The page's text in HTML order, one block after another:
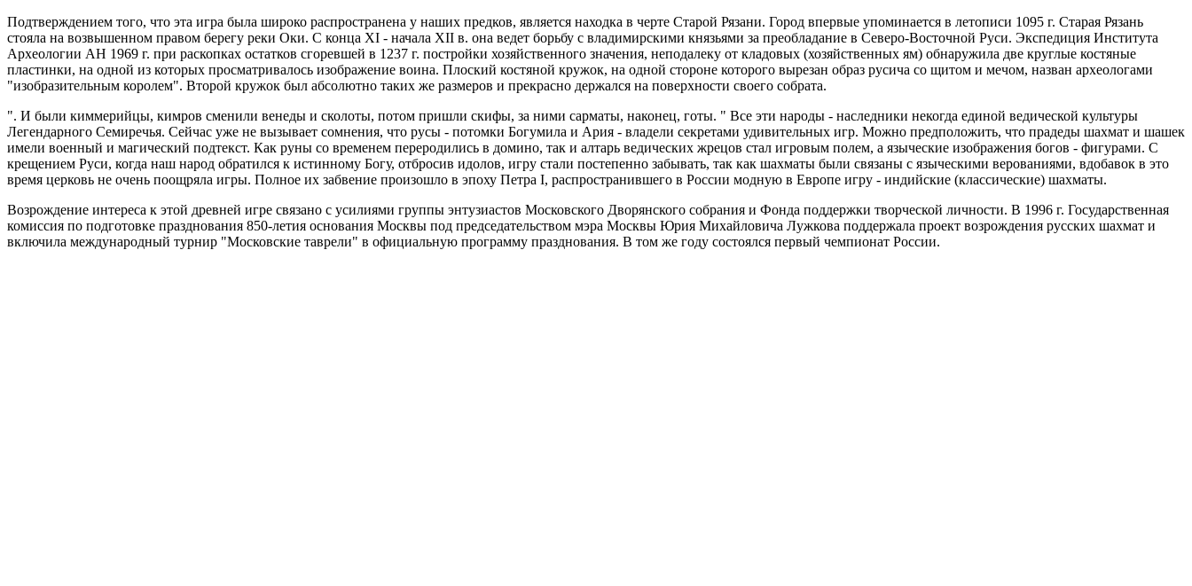
Подтверждением того, что эта игра была широко распространена у наших предков, является находка в черте Старой Рязани. Город впервые упоминается в летописи 1095 г. Старая Рязань
стояла на возвышенном правом берегу реки Оки. С конца XI - начала XII в. она ведет борьбу с владимирскими князьями за преобладание в Северо-Восточной Руси. Экспедиция Института
Археологии АН 1969 г. при раскопках остатков сгоревшей в 1237 г. постройки хозяйственного значения, неподалеку от кладовых (хозяйственных ям) обнаружила две круглые костяные
пластинки, на одной из которых просматривалось изображение воина. Плоский костяной кружок, на одной стороне которого вырезан образ русича со щитом и мечом, назван археологами
"изобразительным королем". Второй кружок был абсолютно таких же размеров и прекрасно держался на поверхности своего собрата.
". И были киммерийцы, кимров сменили венеды и сколоты, потом пришли скифы, за ними сарматы, наконец, готы. " Все эти народы - наследники некогда единой ведической культуры
Легендарного Семиречья. Сейчас уже не вызывает сомнения, что русы - потомки Богумила и Ария - владели секретами удивительных игр. Можно предположить, что прадеды шахмат и шашек
имели военный и магический подтекст. Как руны со временем переродились в домино, так и алтарь ведических жрецов стал игровым полем, а языческие изображения богов - фигурами. С
крещением Руси, когда наш народ обратился к истинному Богу, отбросив идолов, игру стали постепенно забывать, так как шахматы были связаны с языческими верованиями, вдобавок в это
время церковь не очень поощряла игры. Полное их забвение произошло в эпоху Петра I, распространившего в России модную в Европе игру - индийские (классические) шахматы.
Возрождение интереса к этой древней игре связано с усилиями группы энтузиастов Московского Дворянского собрания и Фонда поддержки творческой личности. В 1996 г. Государственная
комиссия по подготовке празднования 850-летия основания Москвы под председательством мэра Москвы Юрия Михайловича Лужкова поддержала проект возрождения русских шахмат и
включила международный турнир "Московские таврели" в официальную программу празднования. В том же году состоялся первый чемпионат России.